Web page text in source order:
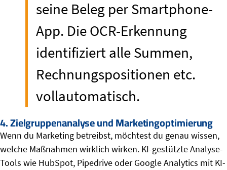
seine Beleg per Smartphone-
App. Die OCR-Erkennung
identifiziert alle Summen,
Rechnungspositionen etc.
vollautomatisch.
4. Zielgruppenanalyse und Marketingoptimierung
Wenn du Marketing betreibst, möchtest du genau wissen,
welche Maßnahmen wirklich wirken. KI-gestützte Analyse-
Tools wie HubSpot, Pipedrive oder Google Analytics mit KI-